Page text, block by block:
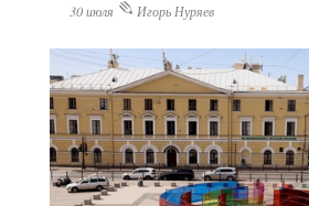
30 июля
Игорь Нуряев